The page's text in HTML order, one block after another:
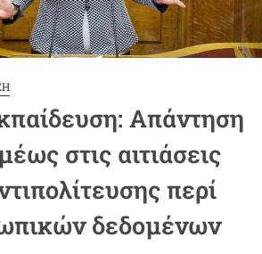
Γιαννόπουλος
Απάντηση
στις αιτιάσεις
περί
δεδομένων